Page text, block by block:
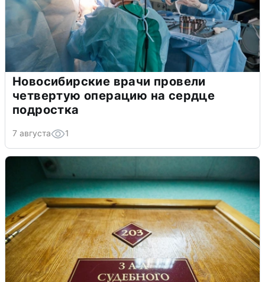
Новосибирские врачи провели
четвертую операцию на сердце
подростка
7 августа 1